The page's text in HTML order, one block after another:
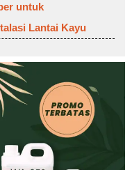
untuk
Lantai Kayu